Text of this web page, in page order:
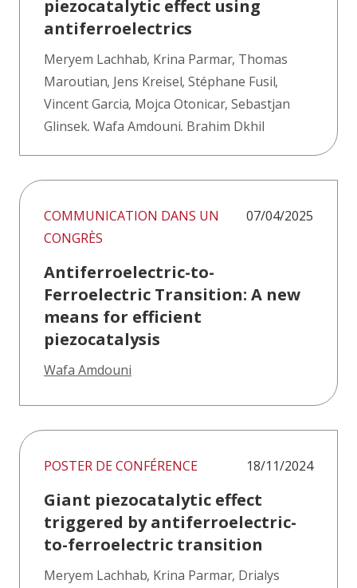
piezocatalytic effect using
antiferroelectrics
Meryem Lachhab, Krina Parmar, Thomas
Maroutian, Jens Kreisel, Stéphane Fusil,
Vincent Garcia, Mojca Otonicar, Sebastjan
Glinsek, Wafa Amdouni, Brahim Dkhil
COMMUNICATION DANS UN
CONGRÈS
07/04/2025
Antiferroelectric-to-
Ferroelectric Transition: A new
means for efficient
piezocatalysis
Wafa Amdouni
POSTER DE CONFÉRENCE 18/11/2024
Giant piezocatalytic effect
triggered by antiferroelectric-
to-ferroelectric transition
Meryem Lachhab, Krina Parmar, Drialys